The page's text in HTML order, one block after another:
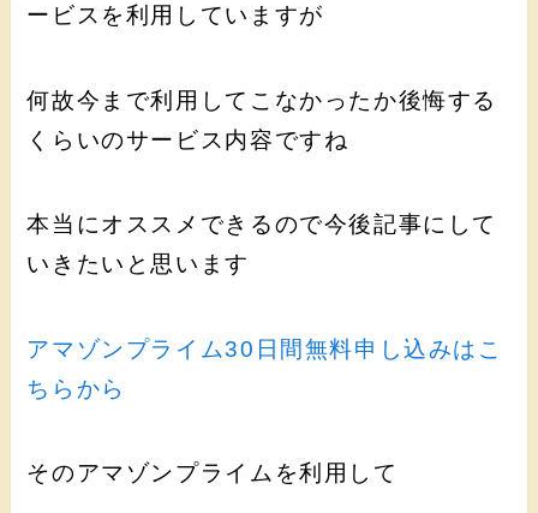
ービスを利用していますが
何故今まで利用してこなかったか後悔する
くらいのサービス内容ですね
本当にオススメできるので今後記事にして
いきたいと思います
アマゾンプライム30日間無料申し込みはこ
ちらから
そのアマゾンプライムを利用して